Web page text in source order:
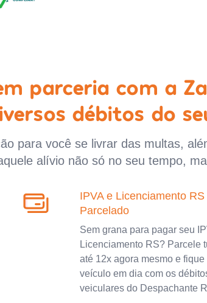
parceria com a
débitos do
para você se livrar das multas,
alívio não só no seu tempo,
IPVA e Licenciamento RS
Parcelado
Sem grana para pagar seu
Licenciamento RS? Parcele
até 12x agora mesmo e fique
veículo em dia com os
veiculares do Despachante